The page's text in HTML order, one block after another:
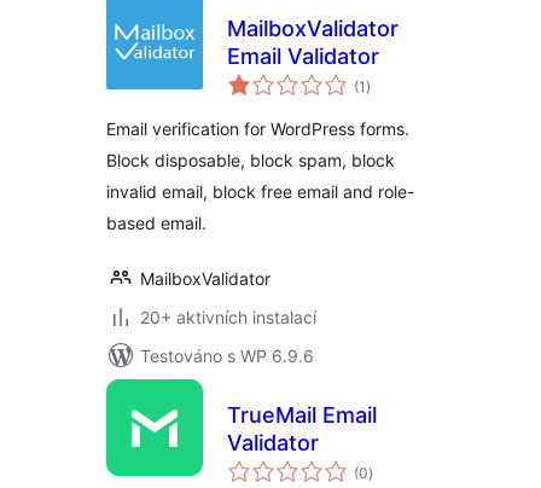
MailboxValidator
Email Validator
(1 celkové
hodnocení
)
Email verification for WordPress forms.
Block disposable, block spam, block
invalid email, block free email and role-
based email.
MailboxValidator
20+ aktivních instalací
Testováno s WP 6.9.6
TrueMail Email
Validator
(0celkové
hodnocení
)